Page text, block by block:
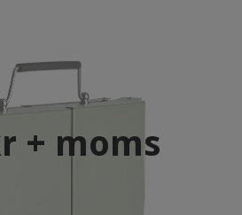
+ moms